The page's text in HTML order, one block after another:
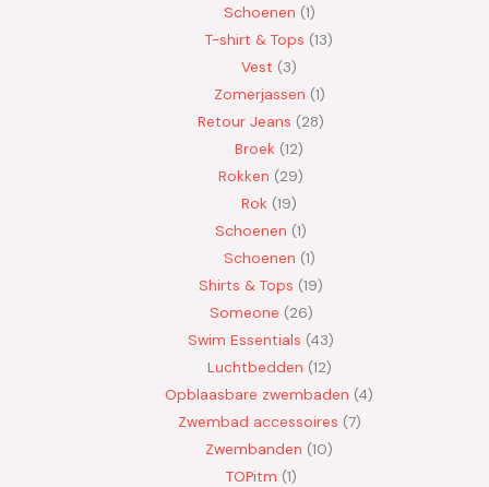
Schoenen 1
T-shirt & Tops 13
Vest
3
Zomerjassen 1
Retour Jeans
28
Broek 12
Rokken
29
Rok 19
Schoenen 1
Schoenen 1
Shirts & Tops 19
Someone 26
Swim Essentials 43
Luchtbedden 12
Opblaasbare zwembaden 4
Zwembad accessoires 7
Zwembanden 10
TOPitm 1